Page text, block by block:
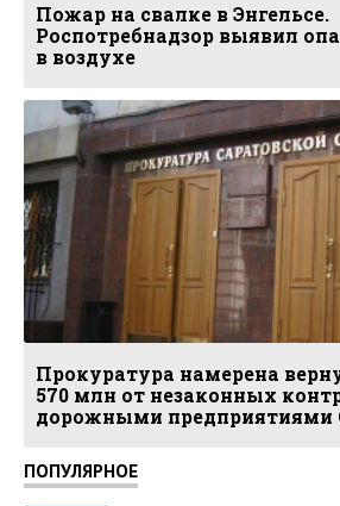
Пожар на свалке в Энгельсе.
Роспотребнадзор выявил
в воздухе
Прокуратура намерена
570 млн от незаконных
дорожными предприятиями
ПОПУЛЯРНОЕ